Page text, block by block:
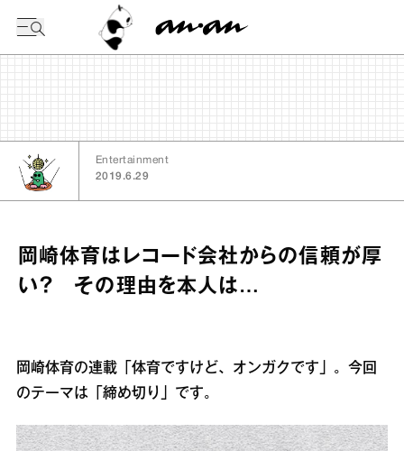
Entertainment
2019.6.29
岡崎体育はレコード会社からの信頼が厚
い？ その理由を本人は…
岡崎体育の連載「体育ですけど、オンガクです」。今回
のテーマは「締め切り」です。